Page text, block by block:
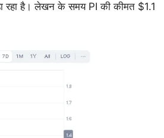
रहा है। लेखन के समय PI की कीमत $1.1